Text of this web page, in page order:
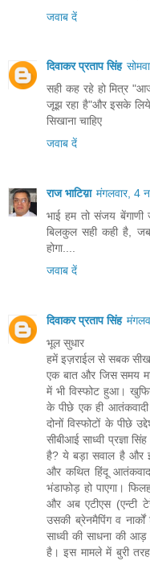
जवाब दें
दिवाकर प्रताप सिंह
सही कह रहे हो मित्र
जूझ रहा है"और इसके
सिखाना चाहिए
जवाब दें
राज भाटिय़ा मंगलवार, 4
भाई हम तो संजय बेंगाणी
बिलकुल सही कही है,
होगा....
जवाब दें
दिवाकर प्रताप सिंह
भूल सुधार
हमें इज़राईल से सबक
एक बात और जिस समय
में भी विस्फोट हुआ।
के पीछे एक ही
दोनों विस्फोटों के पीछे
सीबीआई साध्वी प्रज्ञा
है? ये बड़ा सवाल है और
और कथित हिंदू
भंडाफोड़ हो पाएगा।
और अब एटीएस (एन्टी
उसकी ब्रेनमैपिंग व
साध्वी की साधना की
है। इस मामले में बुरी